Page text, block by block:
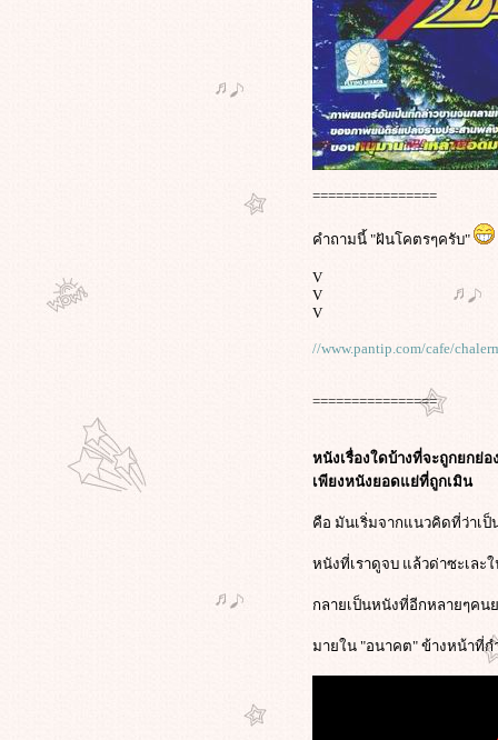
================
คำถามนี้ "ฝันโคตรๆครับ"
V
V
V
//www.pantip.com/cafe/
================
หนังเรื่องใดบ้างที่จะถูกยกย่
เพียงหนังยอดแย่ที่ถูกเมิน
คือ มันเริ่มจากแนวคิดที่ว่าเป็
หนังที่เราดูจบ แล้วด่าซะเละ
กลายเป็นหนังที่อีกหลายๆคน
มายใน "อนาคต" ข้างหน้าที่ก